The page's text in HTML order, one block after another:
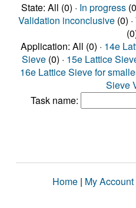
State: All (0) · In progress
Validation inconclusive(0) ·
Application: All (0) · 14e
Sieve (0) · 15e Lattice
16e Lattice Sieve for
Sieve
Task name:
Home | My Account